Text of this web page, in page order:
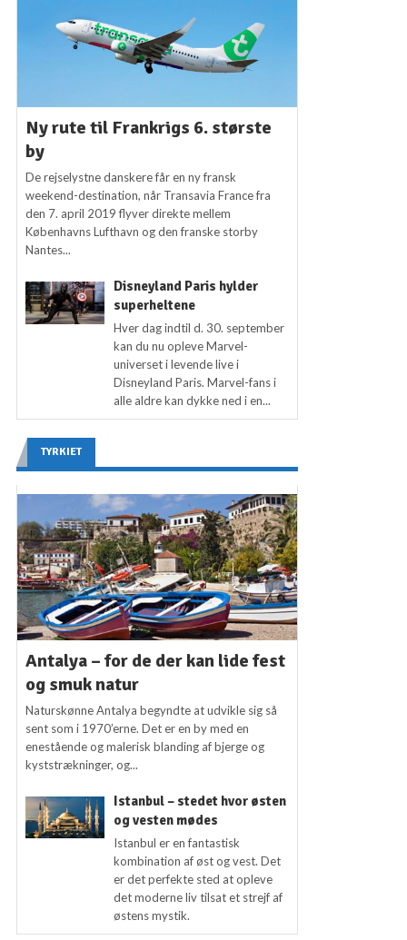
Ny rute til Frankrigs 6. største
by
De rejselystne danskere får en ny fransk
weekend-destination, når Transavia France fra
den 7. april 2019 flyver direkte mellem
Københavns Lufthavn og den franske storby
Nantes...
Disneyland Paris hylder
superheltene
Hver dag indtil d. 30. september
kan du nu opleve Marvel-
universet i levende live i
Disneyland Paris. Marvel-fans i
alle aldre kan dykke ned i en...
TYRKIET
Antalya – for de der kan lide fest
og smuk natur
Naturskønne Antalya begyndte at udvikle sig så
sent som i 1970’erne. Det er en by med en
enestående og malerisk blanding af bjerge og
kyststrækninger, og...
Istanbul – stedet hvor østen
og vesten mødes
Istanbul er en fantastisk
kombination af øst og vest. Det
er det perfekte sted at opleve
det moderne liv tilsat et strejf af
østens mystik.